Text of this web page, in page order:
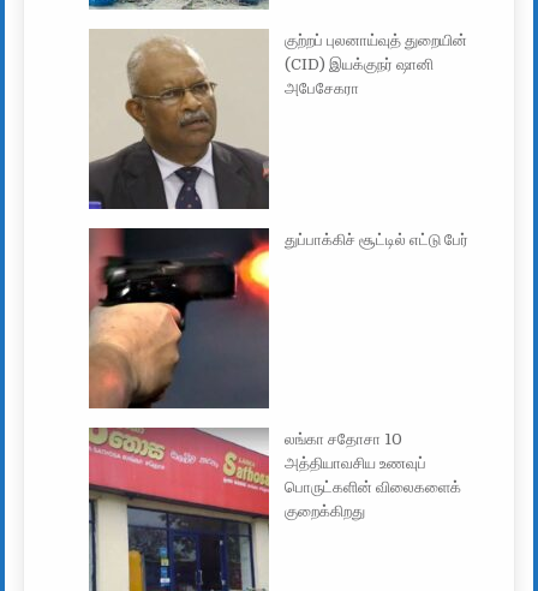
குற்றப் புலனாய்வுத் துறையின்
(CID) இயக்குநர் ஷானி
அபேசேகரா
துப்பாக்கிச் சூட்டில் எட்டு பேர்
லங்கா சதோசா 10
அத்தியாவசிய உணவுப்
பொருட்களின் விலைகளைக்
குறைக்கிறது